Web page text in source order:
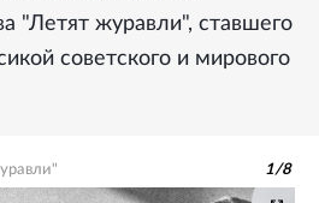
"Летят журавли", ставшего
советского и мирового
1/8